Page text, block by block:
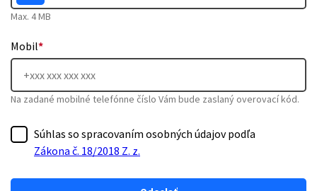
Max. 4 MB
Mobil*
Na zadané mobilné telefónne číslo Vám bude zaslaný overovací kód.
Súhlas so spracovaním osobných údajov podľa
Zákona č. 18/2018 Z. z.